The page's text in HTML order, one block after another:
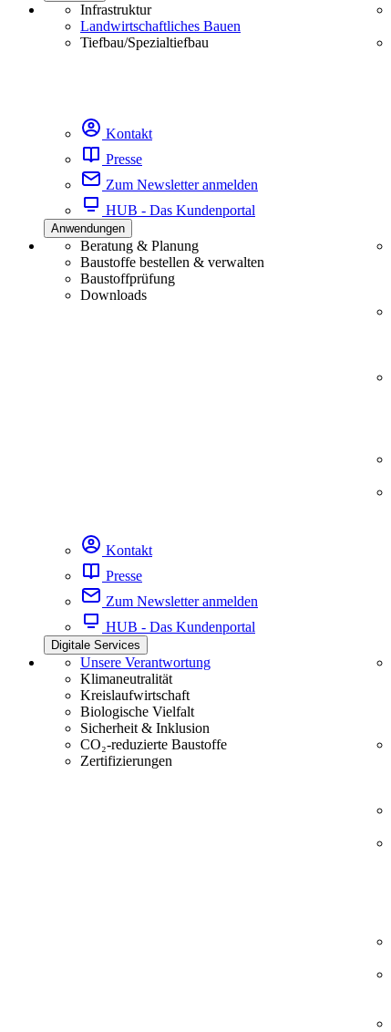
Infrastruktur
Landwirtschaftliches Bauen
Tiefbau/Spezialtiefbau
Kontakt
Presse
Zum Newsletter anmelden
HUB - Das Kundenportal
Anwendungen
Beratung & Planung
Baustoffe bestellen & verwalten
Baustoffprüfung
Downloads
Kontakt
Presse
Zum Newsletter anmelden
HUB - Das Kundenportal
Digitale Services
Unsere Verantwortung
Klimaneutralität
Kreislaufwirtschaft
Biologische Vielfalt
Sicherheit & Inklusion
CO₂-reduzierte Baustoffe
Zertifizierungen